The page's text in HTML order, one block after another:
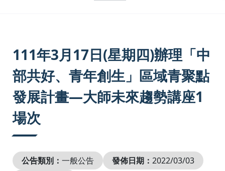
111年3月17日(星期四)辦理「中
部共好、青年創生」區域青聚點
發展計畫—大師未來趨勢講座1
場次
公告類別： 一般公告 發佈日期： 2022/03/03